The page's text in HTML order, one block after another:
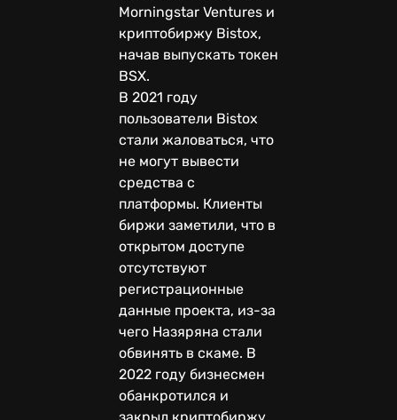
Morningstar Ventures и
криптобиржу Bistox,
начав выпускать токен
BSX.
В 2021 году
пользователи Bistox
стали жаловаться, что
не могут вывести
средства с
платформы. Клиенты
биржи заметили, что в
открытом доступе
отсутствуют
регистрационные
данные проекта, из-за
чего Назяряна стали
обвинять в скаме. В
2022 году бизнесмен
обанкротился и